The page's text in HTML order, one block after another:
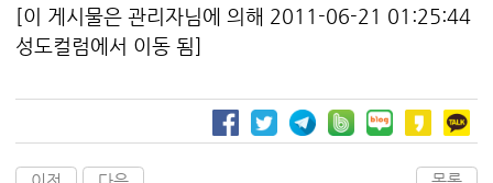
[이 게시물은 관리자님에 의해 2011-06-21 01:25:44
성도컬럼에서 이동 됨]